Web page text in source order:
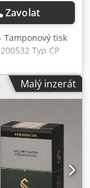
Tiskový
materiálu 1 020
1 000 mm
systém s
Úprava
bočního
systém BST
systém
kotouče
stroje •
•
Zavolat
Tamponový tisk
Typ CP
Cliche, 1-
/ Formát Cliche,
Formát tisku
/ Formát tisku
Rychlost hodin
vzduchu 3-
Připojení
Zdvih
výplně
100 mm
Malý inzerát